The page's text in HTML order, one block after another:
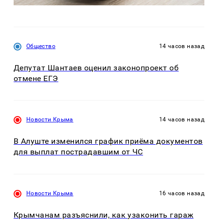
Общество 14 часов назад
Депутат Шантаев оценил законопроект об
отмене ЕГЭ
Новости Крыма 14 часов назад
В Алуште изменился график приёма документов
для выплат пострадавшим от ЧС
Новости Крыма 16 часов назад
Крымчанам разъяснили, как узаконить гараж